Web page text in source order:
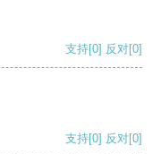
支持[0] 反对[0]
支持[0] 反对[0]